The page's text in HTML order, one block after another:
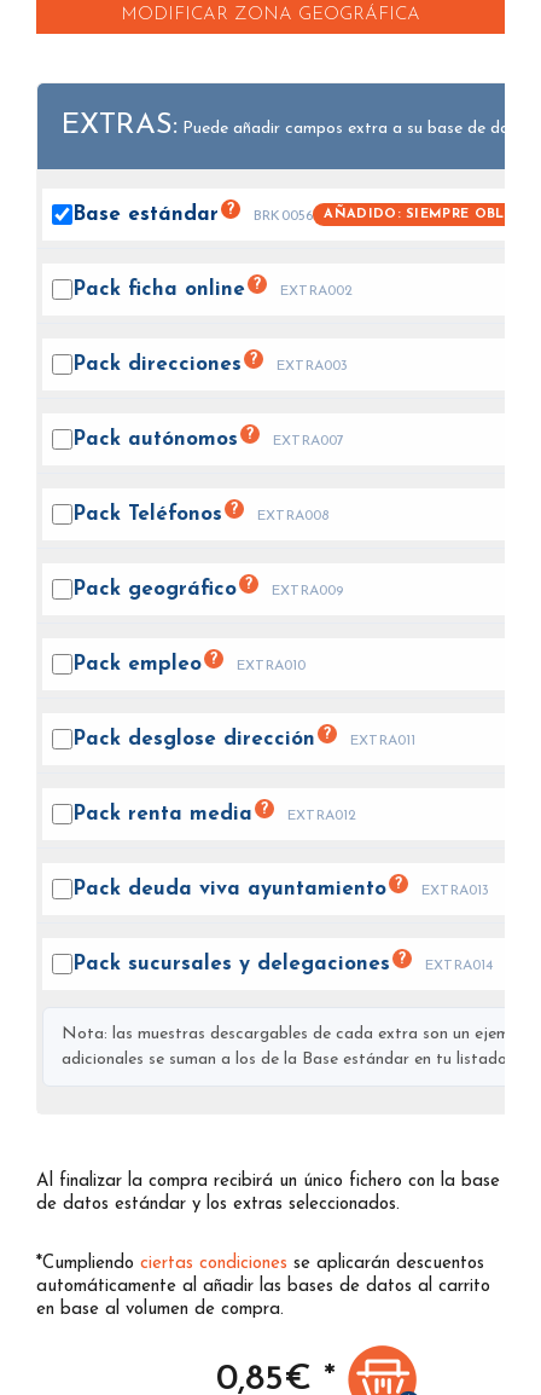
MODIFICAR ZONA GEOGRÁFICA
EXTRAS: Puede añadir campos extra a su base de datos.
Base estándar ? BRK0056 AÑADIDO: SIEMPRE
Pack ficha online ? EXTRA002
Pack direcciones ? EXTRA003
Pack autónomos ? EXTRA007
Pack Teléfonos ? EXTRA008
Pack geográfico ? EXTRA009
Pack empleo ? EXTRA010
Pack desglose dirección ? EXTRA011
Pack renta media ? EXTRA012
Pack deuda viva ayuntamiento ? EXTRA013
Pack sucursales y delegaciones ? EXTRA014
Nota: las muestras descargables de cada extra son un
adicionales se suman a los de la Base estándar en tu listado
Al finalizar la compra recibirá un único fichero con la base
de datos estándar y los extras seleccionados.
*Cumpliendo ciertas condiciones se aplicarán descuentos
automáticamente al añadir las bases de datos al carrito
en base al volumen de compra.
0,85€ *